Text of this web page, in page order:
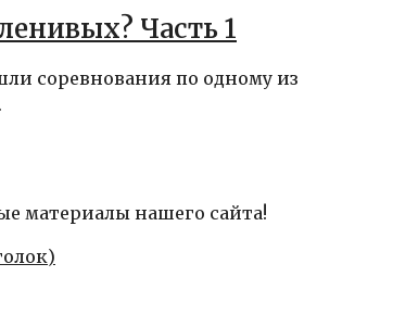
Часть 1
соревнования по одному из
материалы нашего сайта!